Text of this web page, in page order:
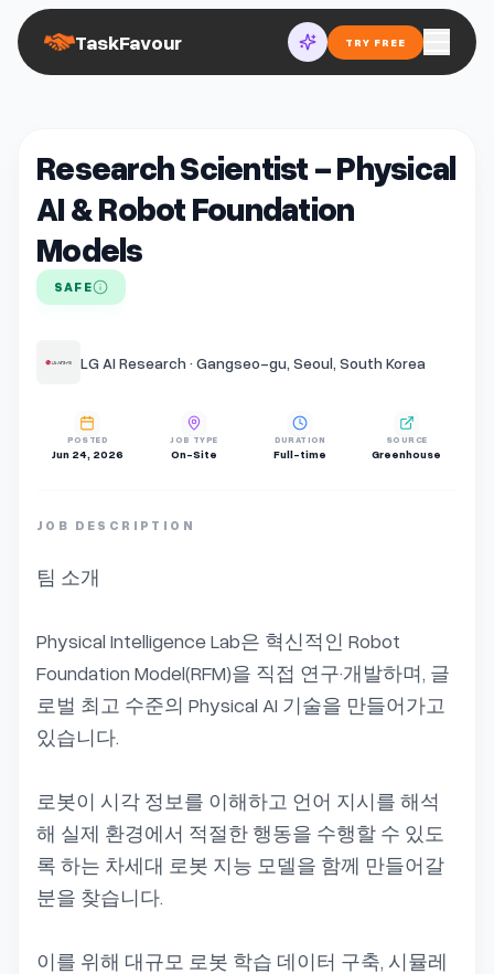
TaskFavour TRY FREE
Research Scientist - Physical
AI & Robot Foundation
Models
SAFE
LG AI Research · Gangseo-gu, Seoul, South Korea
POSTED
Jun 24, 2026
JOB TYPE
On-Site
DURATION
Full-time
SOURCE
Greenhouse
JOB DESCRIPTION
팀 소개
Physical Intelligence Lab은 혁신적인 Robot
Foundation Model(RFM)을 직접 연구·개발하며, 글
로벌 최고 수준의 Physical AI 기술을 만들어가고
있습니다.
로봇이 시각 정보를 이해하고 언어 지시를 해석
해 실제 환경에서 적절한 행동을 수행할 수 있도
록 하는 차세대 로봇 지능 모델을 함께 만들어갈
분을 찾습니다.
이를 위해 대규모 로봇 학습 데이터 구축, 시뮬레